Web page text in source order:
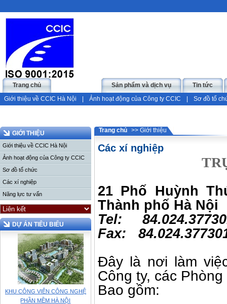
Trang chủ Sản phẩm và dịch vụ
Tin tức
Giới thiệu về CCIC Hà Nội
Ảnh hoạt động của Công ty CCIC Sơ đồ tổ
GIỚI THIỆU
Giới thiệu về CCIC Hà Nội
Ảnh hoạt động của Công ty CCIC
Sơ đồ tổ chức
Các xí nghiệp
Năng lực tư vấn
DỰ ÁN TIÊU BIỂU
KHU CÔNG VIÊN CÔNG NGHỆ
PHẦN MỀM HÀ NỘI
Trang chủ >> Giới thiệu
Các xí nghiệp
21 Phố Huỳnh
Thành phố Hà Nội
Tel:
Fax:
Đây là nơi làm
Công ty, các
Bao gồm: